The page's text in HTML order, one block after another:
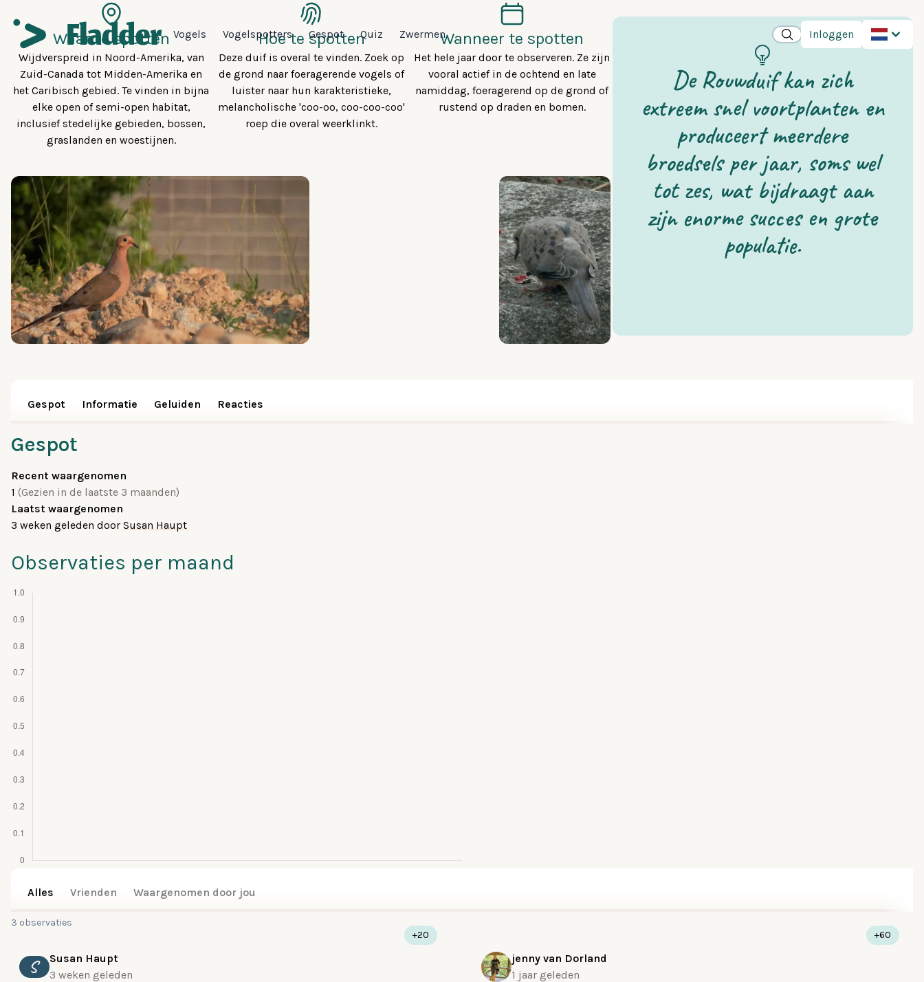
Vogels Vogelspotters Gespot Quiz Zwermen Inloggen
Waar te spotten
Wijdverspreid in Noord-Amerika, van
Zuid-Canada tot Midden-Amerika en
het Caribisch gebied. Te vinden in bijna
elke open of semi-open habitat,
inclusief stedelijke gebieden, bossen,
graslanden en woestijnen.
Hoe te spotten
Deze duif is overal te vinden. Zoek op
de grond naar foeragerende vogels of
luister naar hun karakteristieke,
melancholische 'coo-oo, coo-coo-coo'
roep die overal weerklinkt.
Wanneer te spotten
Het hele jaar door te observeren. Ze zijn
vooral actief in de ochtend en late
namiddag, foeragerend op de grond of
rustend op draden en bomen.
De Rouwduif kan zich
extreem snel voortplanten en
produceert meerdere
broedsels per jaar, soms wel
tot zes, wat bijdraagt aan
zijn enorme succes en grote
populatie.
Gespot Informatie Geluiden Reacties
Gespot
Recent waargenomen
1 (Gezien in de laatste 3 maanden)
Laatst waargenomen
3 weken geleden door Susan Haupt
Observaties per maand
Alles Vrienden Waargenomen door jou
3 observaties
S
Susan Haupt
3 weken geleden
+20
jenny van Dorland
1 jaar geleden
+60